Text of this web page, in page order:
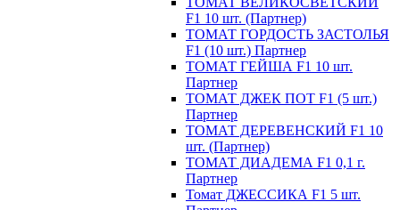
F1 10 шт. (Партнер)
ТОМАТ ГОРДОСТЬ ЗАСТОЛЬЯ
F1 (10 шт.) Партнер
ТОМАТ ГЕЙША F1 10 шт.
Партнер
ТОМАТ ДЖЕК ПОТ F1 (5 шт.)
Партнер
ТОМАТ ДЕРЕВЕНСКИЙ F1 10
шт. (Партнер)
ТОМАТ ДИАДЕМА F1 0,1 г.
Партнер
Томат ДЖЕССИКА F1 5 шт.